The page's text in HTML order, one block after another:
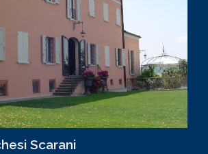
Scarani